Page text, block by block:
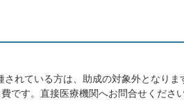
れている方は、助成の対象外となりま
です。直接医療機関へお問合せください